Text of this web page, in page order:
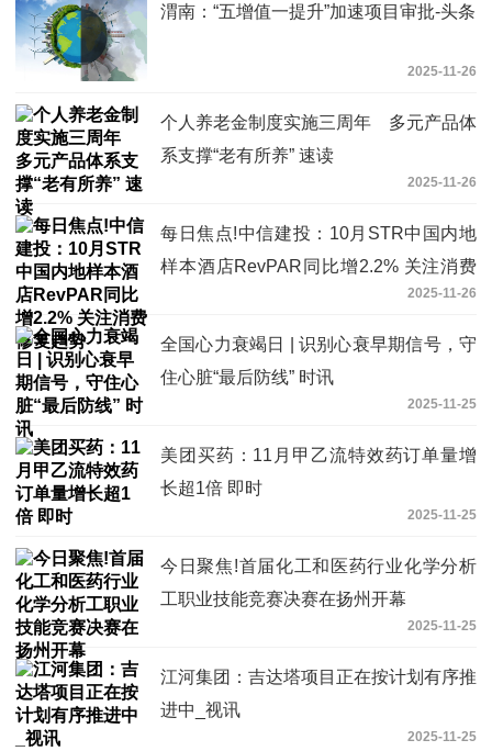
渭南：“五增值一提升”加速项目审批-头条
2025-11-26
个人养老金制度实施三周年 多元产品体
系支撑“老有所养” 速读
2025-11-26
每日焦点!中信建投：10月STR中国内地
样本酒店RevPAR同比增2.2% 关注消费
2025-11-26
全国心力衰竭日 | 识别心衰早期信号，守
住心脏“最后防线” 时讯
2025-11-25
美团买药：11月甲乙流特效药订单量增
长超1倍 即时
2025-11-25
今日聚焦!首届化工和医药行业化学分析
工职业技能竞赛决赛在扬州开幕
2025-11-25
江河集团：吉达塔项目正在按计划有序推
进中_视讯
2025-11-25